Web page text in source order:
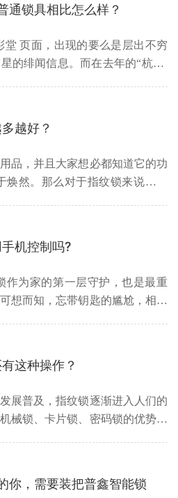
跟普通锁具相比怎么样？
页面，出现的要么是层出不穷
的绯闻信息。而在去年的“杭州·
书》，该“白皮书”从中国智能锁
越好？
品，并且大家想必都知道它的功
然。那么对于指纹锁来说，不
察指纹锁的五大标准
机控制吗?
作为家的第一层守护，也是最重
想而知，忘带钥匙的尴尬，相信
式也变得多种多样，例如，人们
尴尬
这种操作？
展普及，指纹锁逐渐进入人们的
械锁、卡片锁、密码锁的优势在
了，既方便，又显得倍有面子。
匙的你，需要装把普鑫智能锁